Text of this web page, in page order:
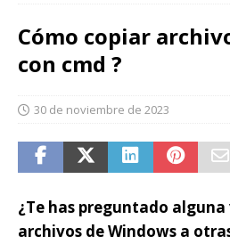
Cómo copiar
con cmd ?
30 de noviembre de 2023
¿Te has preguntado
archivos de Windows a